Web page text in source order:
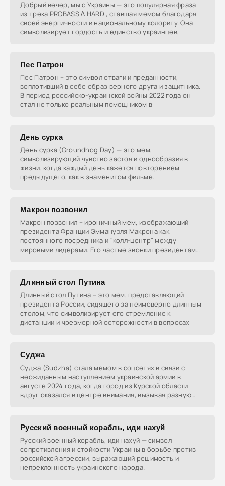
Добрый вечер, мы с Украины — это популярная фраза
из трека PROBASS ∆ HARDI, ставшая мемом благодаря
своей энергичности и национальному колориту. Она
символизирует гордость и единство украинцев,
Пес Патрон
Пес Патрон – это символ отваги и преданности,
воплотивший в себе образ верного друга и защитника.
В период российско-украинской войны 2022 года он
стал не только реальным помощником в
День сурка
День сурка (Groundhog Day) — это мем,
символизирующий чувство застоя и однообразия в
жизни, когда каждый день кажется повторением
предыдущего, как в знаменитом фильме.
Макрон позвонил
Макрон позвонил – ироничный мем, изображающий
президента Франции Эммануэля Макрона как
постоянного посредника и "колл-центр" между
мировыми лидерами. Его частые звонки президентам
Длинный стол Путина
Длинный стол Путина – это мем, представляющий
президента России, сидящего за неимоверно длинным
столом, что символизирует его стремление к
дистанции и чрезмерной осторожности в вопросах
Суджа
Суджа (Sudzha) стала мемом в соцсетях в связи с
неожиданным наступлением украинской армии в
августе 2024 года, когда город из Курской области
вдруг оказался в центре внимания, вызывая разную
Русский военный корабль, иди нахуй
Русский военный корабль, иди нахуй — символ
сопротивления и стойкости Украины в борьбе против
российской агрессии, выражающий решимость и
непреклонность украинского народа.